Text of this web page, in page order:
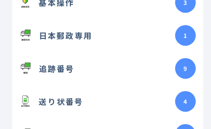
基本操作 3
日本郵政専用 1
追跡番号 9
送り状番号 4